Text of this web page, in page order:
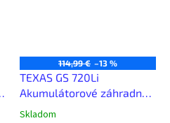
114,99 € –13 %
TEXAS GS 720Li
Akumulátorové záhradné
nožnice
Skladom